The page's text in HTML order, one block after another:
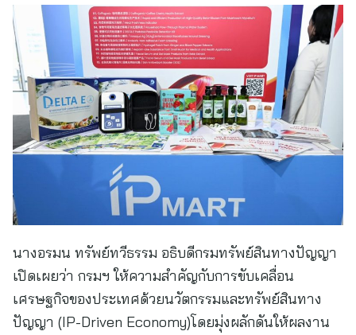
นางอรมน ทรัพย์ทวีธรรม อธิบดีกรมทรัพย์สินทางปัญญา
เปิดเผยว่า กรมฯ ให้ความสำคัญกับการขับเคลื่อน
เศรษฐกิจของประเทศด้วยนวัตกรรมและทรัพย์สินทาง
ปัญญา (IP-Driven Economy)โดยมุ่งผลักดันให้ผลงาน